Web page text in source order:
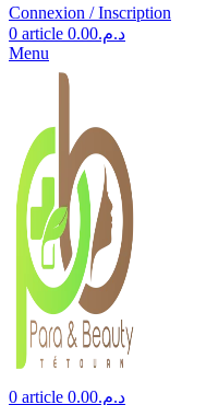
Connexion / Inscription
0 article د.م.0.00
Menu
0 article د.م.0.00